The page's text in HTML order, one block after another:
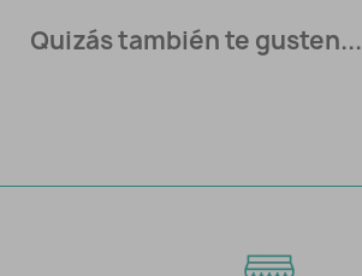
Quizás también te gusten...